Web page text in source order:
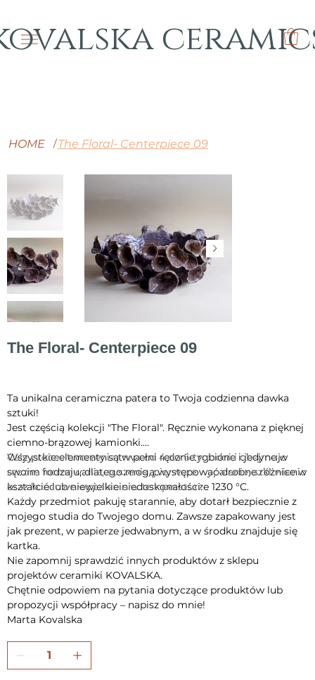
HOME /The Floral- Centerpiece 09
The Floral- Centerpiece 09
Ta unikalna ceramiczna patera to Twoja codzienna dawka
sztuki!
Jest częścią kolekcji "The Floral". Ręcznie wykonana z pięknej
ciemno-brązowej kamionki.
Cały proces tworzenia trwa od 4 do 6 tygodni i obejmuje
ręczne formowanie, suszenie, pierwsze wypalanie, szkliwienie
oraz końcowe wypalanie w temperaturze 1230 °C.
Wszystkie elementy są w pełni ręcznie robione i jedyne w
swoim rodzaju, dlatego mogą występować drobne różnice w
kształcie lub niewielkie niedoskonałości.
Każdy przedmiot pakuję starannie, aby dotarł bezpiecznie z
mojego studia do Twojego domu. Zawsze zapakowany jest
jak prezent, w papierze jedwabnym, a w środku znajduje się
kartka.
Nie zapomnij sprawdzić innych produktów z sklepu
projektów ceramiki KOVALSKA.
Chętnie odpowiem na pytania dotyczące produktów lub
propozycji współpracy – napisz do mnie!
Marta Kovalska